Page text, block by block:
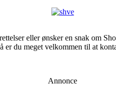
eller ønsker en snak om
er du meget velkommen til at
Annonce